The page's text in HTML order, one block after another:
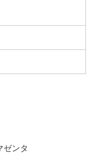
ンタ